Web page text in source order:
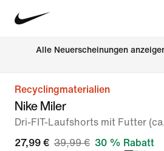
Alle Neuerscheinungen
Recyclingmaterialien
Nike Miler
Dri-FIT-Laufshorts mit Futter
27,99 € 39,99 € 30 % Rabatt